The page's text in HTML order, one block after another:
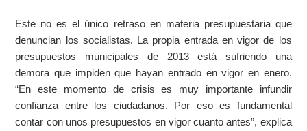
Este no es el único retraso en materia presupuestaria que
denuncian los socialistas. La propia entrada en vigor de los
presupuestos municipales de 2013 está sufriendo una
demora que impiden que hayan entrado en vigor en enero.
“En este momento de crisis es muy importante infundir
confianza entre los ciudadanos. Por eso es fundamental
contar con unos presupuestos en vigor cuanto antes”, explica